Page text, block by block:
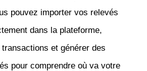
pouvez importer vos relevés
dans la plateforme,
et générer des
pour comprendre où va votre